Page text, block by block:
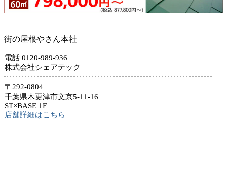
街の屋根やさん本社
電話 0120-989-936
株式会社シェアテック
〒292-0804
千葉県木更津市文京5-11-16
ST×BASE 1F
店舗詳細はこちら